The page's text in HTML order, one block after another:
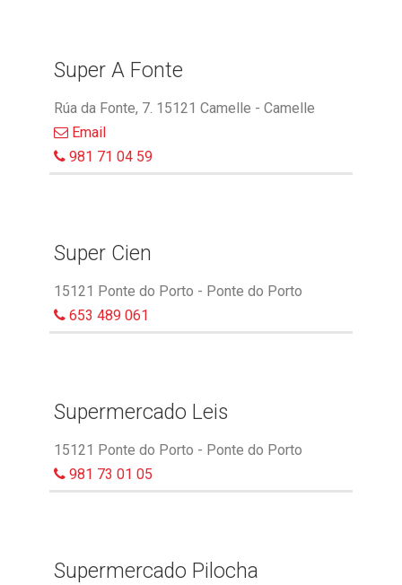
Super A Fonte
Rúa da Fonte, 7. 15121 Camelle - Camelle
Email
981 71 04 59
Super Cien
15121 Ponte do Porto - Ponte do Porto
653 489 061
Supermercado Leis
15121 Ponte do Porto - Ponte do Porto
981 73 01 05
Supermercado Pilocha